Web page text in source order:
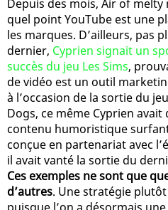
Depuis des mois, Air of melty
quel point YouTube est une
les marques. D’ailleurs, pas
dernier, Cyprien signait un
succès du jeu Les Sims,
de vidéo est un outil
à l’occasion de la sortie du
Dogs, ce même Cyprien
contenu humoristique
conçue en partenariat avec
il avait vanté la sortie du
Ces exemples ne sont que
d’autres. Une stratégie